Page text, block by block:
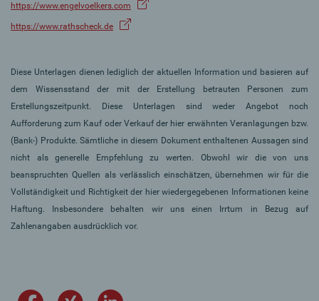
https://www.engelvoelkers.com
https://www.rathscheck.de
Diese Unterlagen dienen lediglich der aktuellen Information und basieren auf
dem Wissensstand der mit der Erstellung betrauten Personen zum
Erstellungszeitpunkt. Diese Unterlagen sind weder Angebot noch
Aufforderung zum Kauf oder Verkauf der hier erwähnten Veranlagungen bzw.
(Bank-) Produkte. Sämtliche in diesem Dokument enthaltenen Aussagen sind
nicht als generelle Empfehlung zu werten. Obwohl wir die von uns
beanspruchten Quellen als verlässlich einschätzen, übernehmen wir für die
Vollständigkeit und Richtigkeit der hier wiedergegebenen Informationen keine
Haftung. Insbesondere behalten wir uns einen Irrtum in Bezug auf
Zahlenangaben ausdrücklich vor.